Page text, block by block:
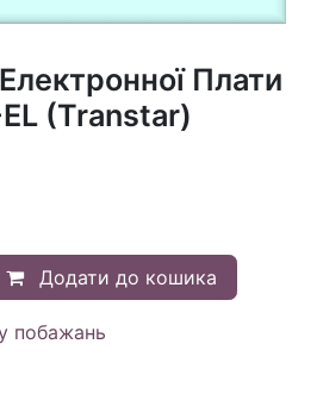
Плати
(Transtar)
Додати до кошика
побажань